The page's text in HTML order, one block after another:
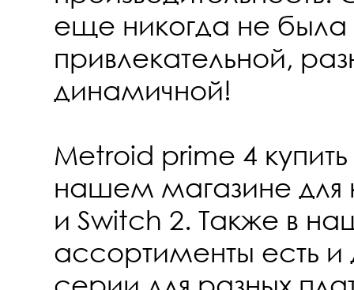
еще никогда не была
привлекательной,
динамичной!
Metroid prime 4
нашем магазине для
и Switch 2. Также в
ассортименты есть и